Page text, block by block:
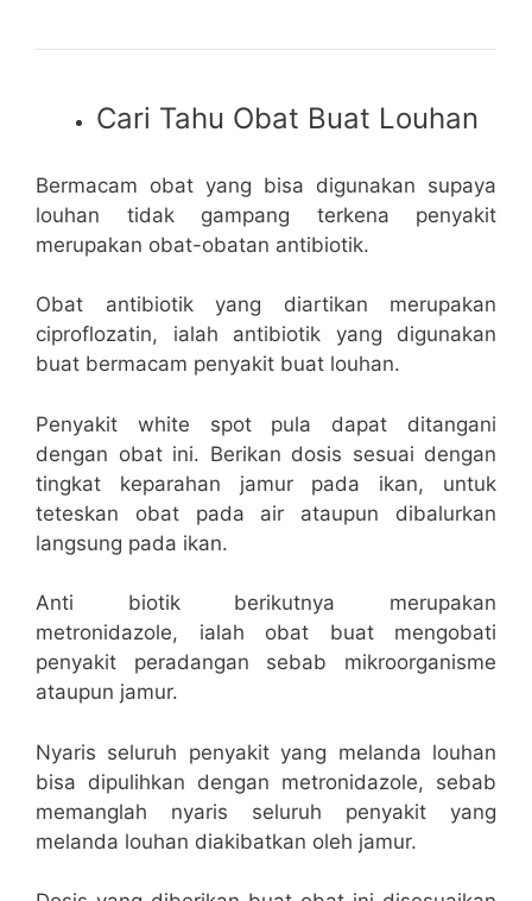
Cari Tahu Obat Buat Louhan
Bermacam obat yang bisa digunakan supaya
louhan tidak gampang terkena penyakit
merupakan obat-obatan antibiotik.
Obat antibiotik yang diartikan merupakan
ciproflozatin, ialah antibiotik yang digunakan
buat bermacam penyakit buat louhan.
Penyakit white spot pula dapat ditangani
dengan obat ini. Berikan dosis sesuai dengan
tingkat keparahan jamur pada ikan, untuk
teteskan obat pada air ataupun dibalurkan
langsung pada ikan.
Anti biotik berikutnya merupakan
metronidazole, ialah obat buat mengobati
penyakit peradangan sebab mikroorganisme
ataupun jamur.
Nyaris seluruh penyakit yang melanda louhan
bisa dipulihkan dengan metronidazole, sebab
memanglah nyaris seluruh penyakit yang
melanda louhan diakibatkan oleh jamur.